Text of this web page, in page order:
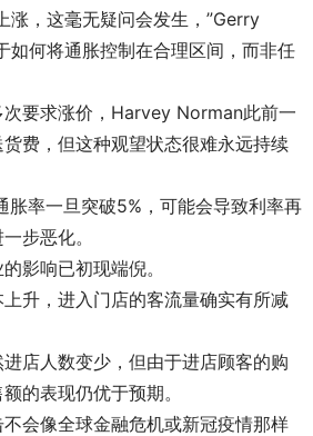
涨，这毫无疑问会发生，”Gerry
如何将通胀控制在合理区间，而非任
要求涨价，Harvey Norman此前一
费，但这种观望状态很难永远持续
率一旦突破5%，可能会导致利率再
步恶化。
影响已初现端倪。
升，进入门店的客流量确实有所减
店人数变少，但由于进店顾客的购
的表现仍优于预期。
会像全球金融危机或新冠疫情那样